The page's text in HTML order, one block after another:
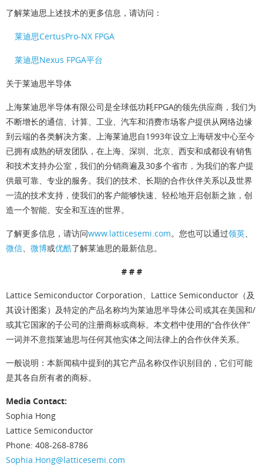
了解莱迪思上述技术的更多信息，请访问：
莱迪思CertusPro-NX FPGA
莱迪思Nexus FPGA平台
关于莱迪思半导体
上海莱迪思半导体有限公司是全球低功耗FPGA的领先供应商，我们为
不断增长的通信、计算、工业、汽车和消费市场客户提供从网络边缘
到云端的各类解决方案。上海莱迪思自1993年设立上海研发中心至今
已拥有成熟的研发团队，在上海、深圳、北京、西安和成都设有销售
和技术支持办公室，我们的分销商遍及30多个省市，为我们的客户提
供最可靠、专业的服务。我们的技术、长期的合作伙伴关系以及世界
一流的技术支持，使我们的客户能够快速、轻松地开启创新之旅，创
造一个智能、安全和互连的世界。
了解更多信息，请访问www.latticesemi.com。您也可以通过领英、
微信、 微博或优酷了解莱迪思的最新信息。
# # #
Lattice Semiconductor Corporation、Lattice Semiconductor（及
其设计图案）及特定的产品名称均为莱迪思半导体公司或其在美国和/
或其它国家的子公司的注册商标或商标。本文档中使用的“合作伙伴”
一词并不意指莱迪思与任何其他实体之间法律上的合作伙伴关系。
一般说明 ：本新闻稿中提到的其它产品名称仅作识别目的，它们可能
是其各自所有者的商标。
Media Contact:
Sophia Hong
Lattice Semiconductor
Phone: 408-268-8786
Sophia.Hong@latticesemi.com